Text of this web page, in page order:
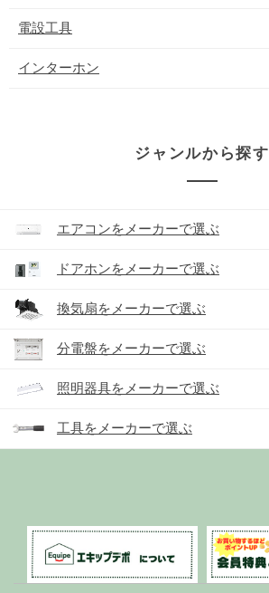
電設工具
インターホン
ジャンルから探す
エアコンをメーカーで選ぶ
ドアホンをメーカーで選ぶ
換気扇をメーカーで選ぶ
分電盤をメーカーで選ぶ
照明器具をメーカーで選ぶ
工具をメーカーで選ぶ